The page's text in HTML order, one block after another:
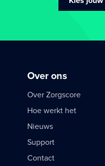
Over ons
Over Zorgscore
Hoe werkt het
Nieuws
Support
Contact